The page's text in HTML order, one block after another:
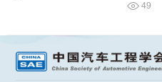
49